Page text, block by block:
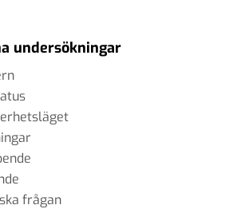
undersökningar
frågan